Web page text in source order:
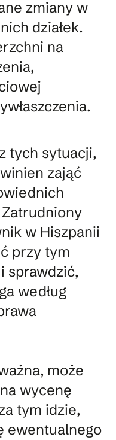
zmiany w
działek.
na
tych sytuacji,
zająć
w Hiszpanii
przy tym
sprawdzić,
według
może
wycenę
tym idzie,
ewentualnego